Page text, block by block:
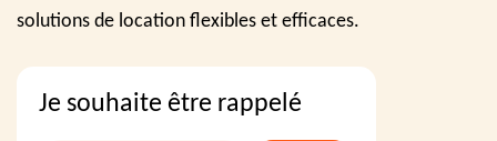
solutions de location flexibles et efficaces.
Je souhaite être rappelé